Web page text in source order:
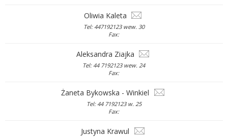
Oliwia Kaleta
Tel: 447192123 wew. 30
Fax:
Aleksandra Ziajka
Tel: 44 7192123 wew. 24
Fax:
Żaneta Bykowska - Winkiel
Tel: 44 7192123 w. 25
Fax:
Justyna Krawul